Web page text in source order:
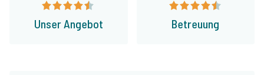
Unser Angebot Betreuung